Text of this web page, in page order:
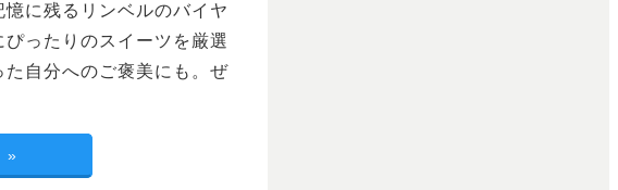
に残るリンベルのバイヤ
ったりのスイーツを厳選
自分へのご褒美にも。ぜ
»